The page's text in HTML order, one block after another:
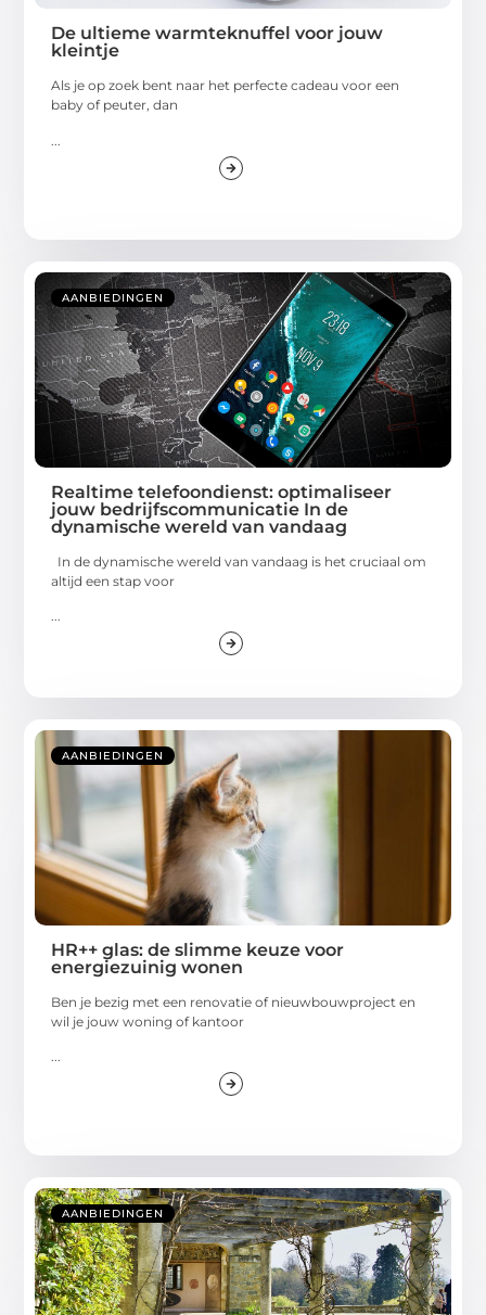
De ultieme warmteknuffel voor jouw
kleintje
Als je op zoek bent naar het perfecte cadeau voor een
baby of peuter, dan
AANBIEDINGEN
Realtime telefoondienst: optimaliseer
jouw bedrijfscommunicatie In de
dynamische wereld van vandaag
In de dynamische wereld van vandaag is het cruciaal om
altijd een stap voor
...
AANBIEDINGEN
HR++ glas: de slimme keuze voor
energiezuinig wonen
Ben je bezig met een renovatie of nieuwbouwproject en
wil je jouw woning of kantoor
...
AANBIEDINGEN